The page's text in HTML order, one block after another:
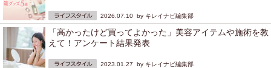
2026.07.10 by キレイナビ編集部
「高かったけど買ってよかった」美容アイテムや施術を教
えて！アンケート結果発表
2023.01.27 by キレイナビ編集部